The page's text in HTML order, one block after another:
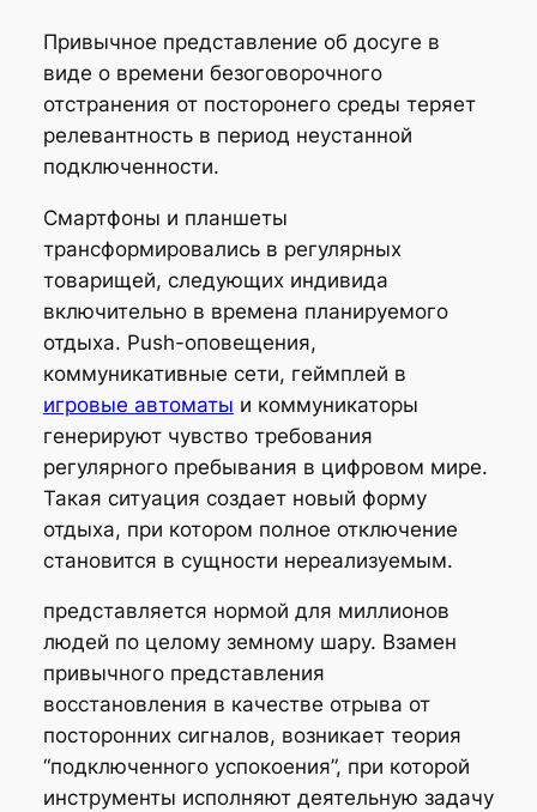
Привычное представление об досуге в
виде о времени безоговорочного
отстранения от посторонего среды теряет
релевантность в период неустанной
подключенности.
Смартфоны и планшеты
трансформировались в регулярных
товарищей, следующих индивида
включительно в времена планируемого
отдыха. Push-оповещения,
коммуникативные сети, геймплей в
игровые автоматы и коммуникаторы
генерируют чувство требования
регулярного пребывания в цифровом мире.
Такая ситуация создает новый форму
отдыха, при котором полное отключение
становится в сущности нереализуемым.
представляется нормой для миллионов
людей по целому земному шару. Взамен
привычного представления
восстановления в качестве отрыва от
посторонних сигналов, возникает теория
“подключенного успокоения”, при которой
инструменты исполняют деятельную задачу